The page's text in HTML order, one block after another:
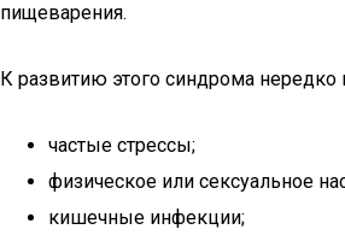
пищеварения.
К развитию этого синдрома нередко
частые стрессы;
физическое или сексуальное
кишечные инфекции;